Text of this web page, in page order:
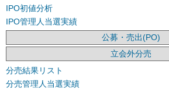
IPO初値分析
IPO管理人当選実績
公募・売出(PO)
立会外分売
分売結果リスト
分売管理人当選実績